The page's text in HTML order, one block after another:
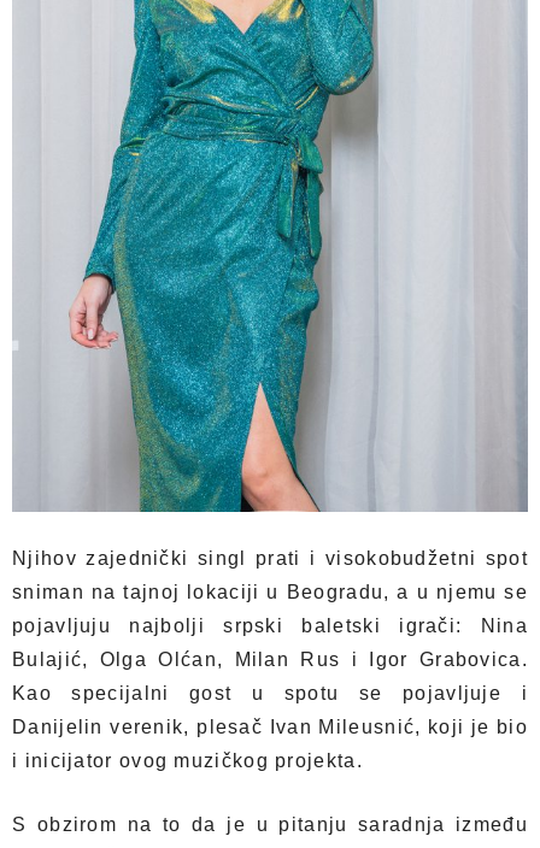
Njihov zajednički singl prati i visokobudžetni spot
sniman na tajnoj lokaciji u Beogradu, a u njemu se
pojavljuju najbolji srpski baletski igrači: Nina
Bulajić, Olga Olćan, Milan Rus i Igor Grabovica.
Kao specijalni gost u spotu se pojavljuje i
Danijelin verenik, plesač Ivan Mileusnić, koji je bio
i inicijator ovog muzičkog projekta.
S obzirom na to da je u pitanju saradnja između